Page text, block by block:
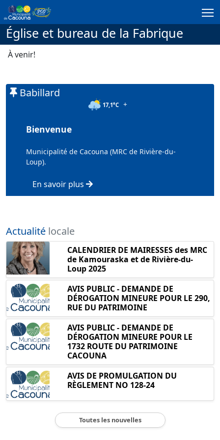
Passer au contenu principal
Église et bureau de la Fabrique
À venir!
Babillard
17,1°C +
Bienvenue
Municipalité de Cacouna (MRC de Rivière-du-
Loup).
En savoir plus
Actualité locale
CALENDRIER DE MAIRESSES des MRC
de Kamouraska et de Rivière-du-
Loup 2025
AVIS PUBLIC - DEMANDE DE
DÉROGATION MINEURE POUR LE 290,
RUE DU PATRIMOINE
AVIS PUBLIC - DEMANDE DE
DÉROGATION MINEURE POUR LE
1732 ROUTE DU PATRIMOINE
CACOUNA
AVIS DE PROMULGATION DU
RÈGLEMENT NO 128-24
Toutes les nouvelles